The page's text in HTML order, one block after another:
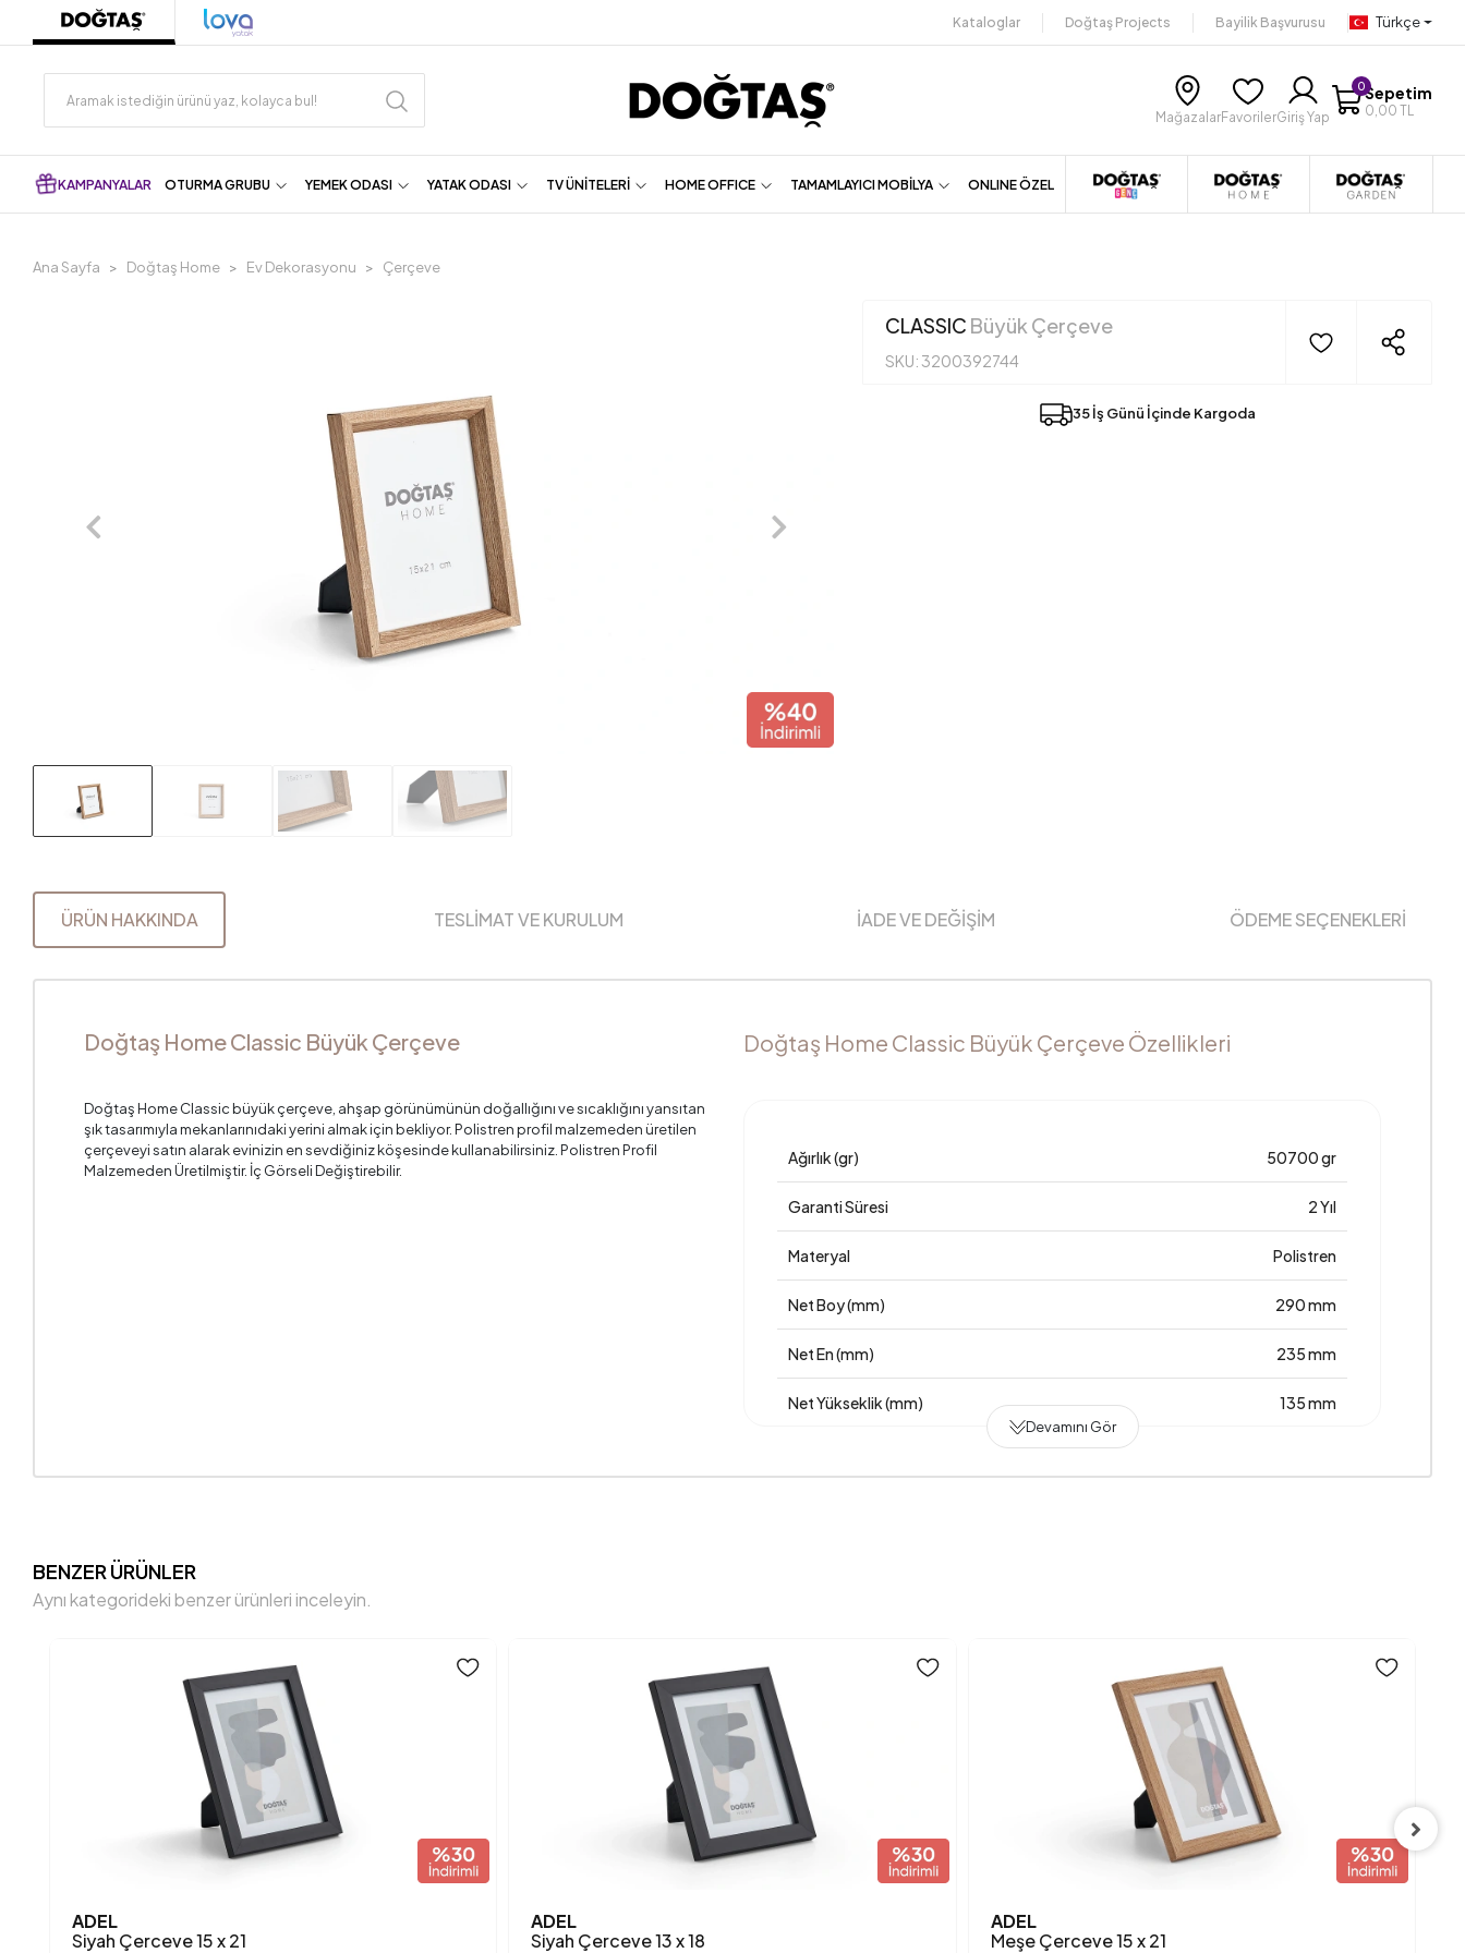
Kataloglar Doğtaş Projects Bayilik Başvurusu Türkçe
MağazalarFavorilerGiriş Yap
0Sepetim
0,00 TL
KAMPANYALAR OTURMA GRUBU YEMEK ODASI YATAK ODASI TV ÜNİTELERİ HOME OFFICE TAMAMLAYICI MOBİLYA ONLINE ÖZEL
Ana Sayfa Doğtaş Home Ev Dekorasyonu Çerçeve
CLASSIC Büyük Çerçeve
SKU: 3200392744
35 İş Günü İçinde Kargoda
ÜRÜN HAKKINDA TESLİMAT VE KURULUM İADE VE DEĞİŞİM ÖDEME SEÇENEKLERİ
Doğtaş Home Classic Büyük Çerçeve
Doğtaş Home Classic büyük çerçeve, ahşap görünümünün doğallığını ve sıcaklığını yansıtan
şık tasarımıyla mekanlarınıdaki yerini almak için bekliyor. Polistren profil malzemeden üretilen
çerçeveyi satın alarak evinizin en sevdiğiniz köşesinde kullanabilirsiniz. Polistren Profil
Malzemeden Üretilmiştir. İç Görseli Değiştirebilir.
Doğtaş Home Classic Büyük Çerçeve Özellikleri
Ağırlık (gr) 50700 gr
Garanti Süresi 2 Yıl
Materyal Polistren
Net Boy (mm) 290 mm
Net En (mm) 235 mm
Net Yükseklik (mm) 135 mm
Devamını Gör
BENZER ÜRÜNLER
Aynı kategorideki benzer ürünleri inceleyin.
ADEL
Siyah Çerceve 15 x 21
ADEL
Siyah Çerceve 13 x 18
ADEL
Meşe Çerceve 15 x 21